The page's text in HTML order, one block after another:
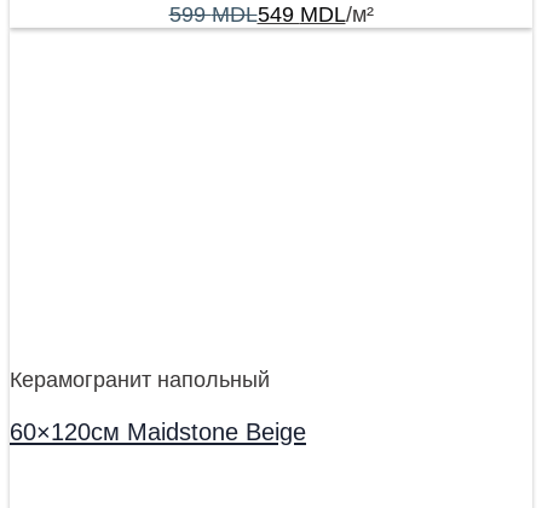
599MDL549 MDL/м²
Керамогранит напольный
60×120см Maidstone Beige